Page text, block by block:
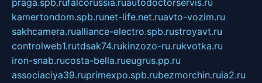
praga.spb.rufalcorussia.ruautodoctorservis.ru
kamertondom.spb.runet-life.net.ruavto-vozim.ru
sakhcamera.rualliance-electro.spb.rustroyavt.ru
controlweb1.rutdsak74.rukinzozo-ru.rukvotka.ru
iron-snab.rucosta-bella.rueugrus.pp.ru
associaciya39.ruprimexpo.spb.rubezmorchin.ruia2.ru